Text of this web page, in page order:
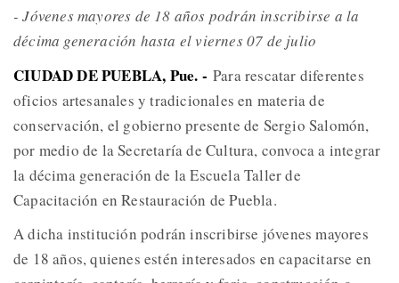
- Jóvenes mayores de 18 años podrán inscribirse a la
décima generación hasta el viernes 07 de julio
CIUDAD DE PUEBLA, Pue. - Para rescatar diferentes
oficios artesanales y tradicionales en materia de
conservación, el gobierno presente de Sergio Salomón,
por medio de la Secretaría de Cultura, convoca a integrar
la décima generación de la Escuela Taller de
Capacitación en Restauración de Puebla.
A dicha institución podrán inscribirse jóvenes mayores
de 18 años, quienes estén interesados en capacitarse en